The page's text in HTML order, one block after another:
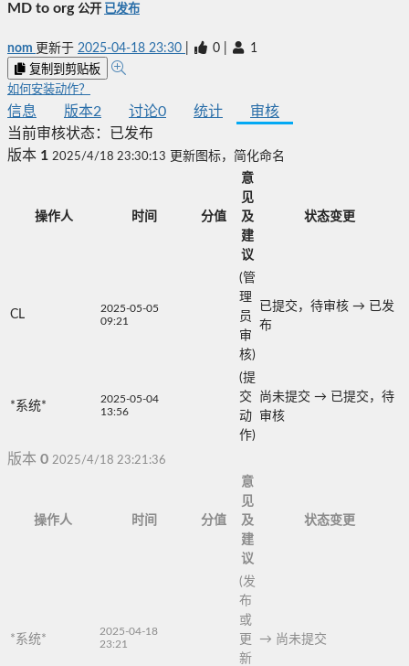
MD to org 公开 已发布
nom 更新于 2025-04-18 23:30 0 1
复制到剪贴板
如何安装动作？
信息 版本2 讨论0 统计
审核
当前审核状态：
已发布
版本 1 2025/4/18 23:30:13 更新图标，简化命名
操作人 时间 分值
意
见
及
建
议
状态变更
CL
2025-05-05
09:21
(管
理
员
审
核)
已提交，待审核 → 已发
布
*系统*
2025-05-04
13:56
(提
交
动
作)
尚未提交 → 已提交，待
审核
版本 0 2025/4/18 23:21:36
操作人 时间 分值
意
见
及
建
议
状态变更
*系统*
2025-04-18
23:21
(发
布
或
更
新
→ 尚未提交